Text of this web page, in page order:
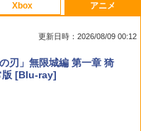
たまごっちのプチプチ
まちど−さま！ Nintend
(ニンテンドース
ントローラ用 プレイアッ
(ブラック)(ANS-PSV003
品【期間数量限定】
よ通 決定盤
ルマスター アニメ & G4
レイダース|オンライン
ジタル・エディション
Language: Japan
Xbox
ワイヤレス コントロー
ケーブル
アニメ
更新日時：2026/08/09 00:12
刃」無限城編 第一章 猗
版 [Blu-ray]